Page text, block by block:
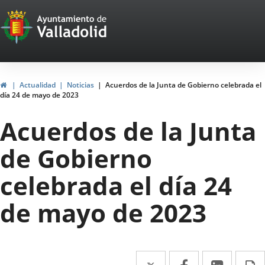
Portal
Web
del
Ayuntamiento
de
Valladolid
InicioActualidad Noticias
Acuerdos de la Junta de Gobierno celebrada el
día 24 de mayo de 2023
Acuerdos de la Junta
de Gobierno
celebrada el día 24
de mayo de 2023
Twitter
Enlace Facebook
EnlaceEnlace